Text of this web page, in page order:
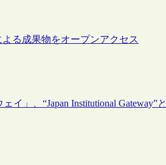
る成果物をオープンアクセス
」、“Japan Institutional Gateway”と